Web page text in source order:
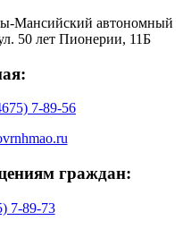
Мансийский автономный
50 лет Пионерии, 11Б
7-89-56
граждан:
7-89-73